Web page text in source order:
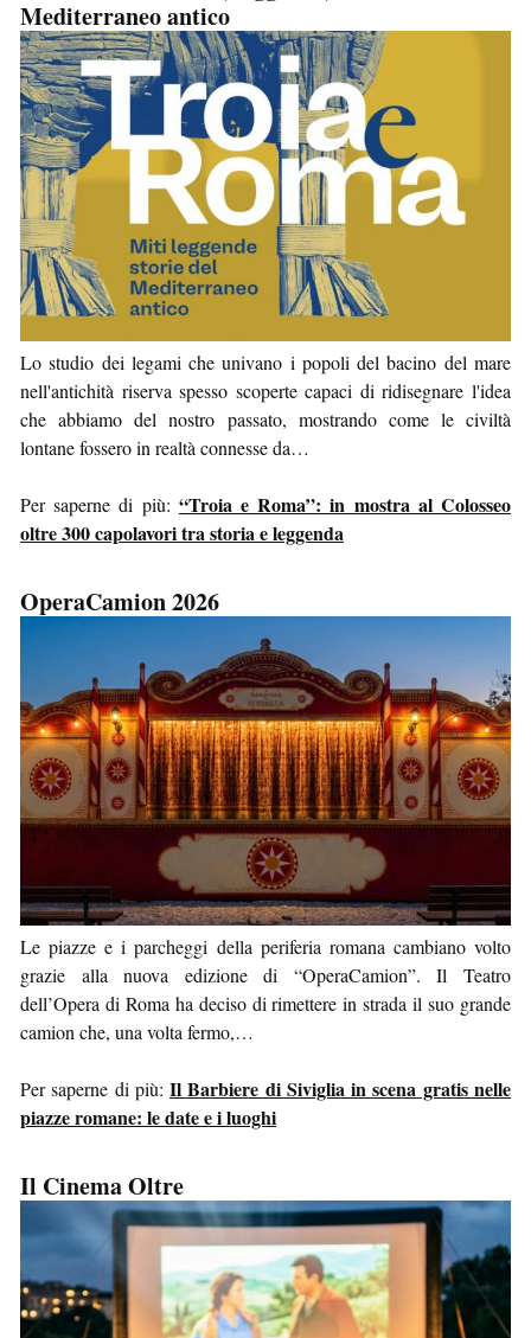
Mediterraneo antico
Lo studio dei legami che univano i popoli del bacino del mare
nell'antichità riserva spesso scoperte capaci di ridisegnare l'idea
che abbiamo del nostro passato, mostrando come le civiltà
lontane fossero in realtà connesse da…
Per saperne di più: “Troia e Roma”: in mostra al Colosseo
oltre 300 capolavori tra storia e leggenda
OperaCamion 2026
Le piazze e i parcheggi della periferia romana cambiano volto
grazie alla nuova edizione di “OperaCamion”. Il Teatro
dell’Opera di Roma ha deciso di rimettere in strada il suo grande
camion che, una volta fermo,…
Per saperne di più:Il Barbiere di Siviglia in scena gratis nelle
piazze romane: le date e i luoghi
Il Cinema Oltre